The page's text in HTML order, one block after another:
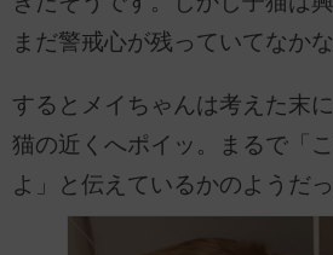
まだ警戒心が残っていてなか
するとメイちゃんは考えた末
猫の近くへポイッ。まるで「
よ」と伝えているかのようだっ